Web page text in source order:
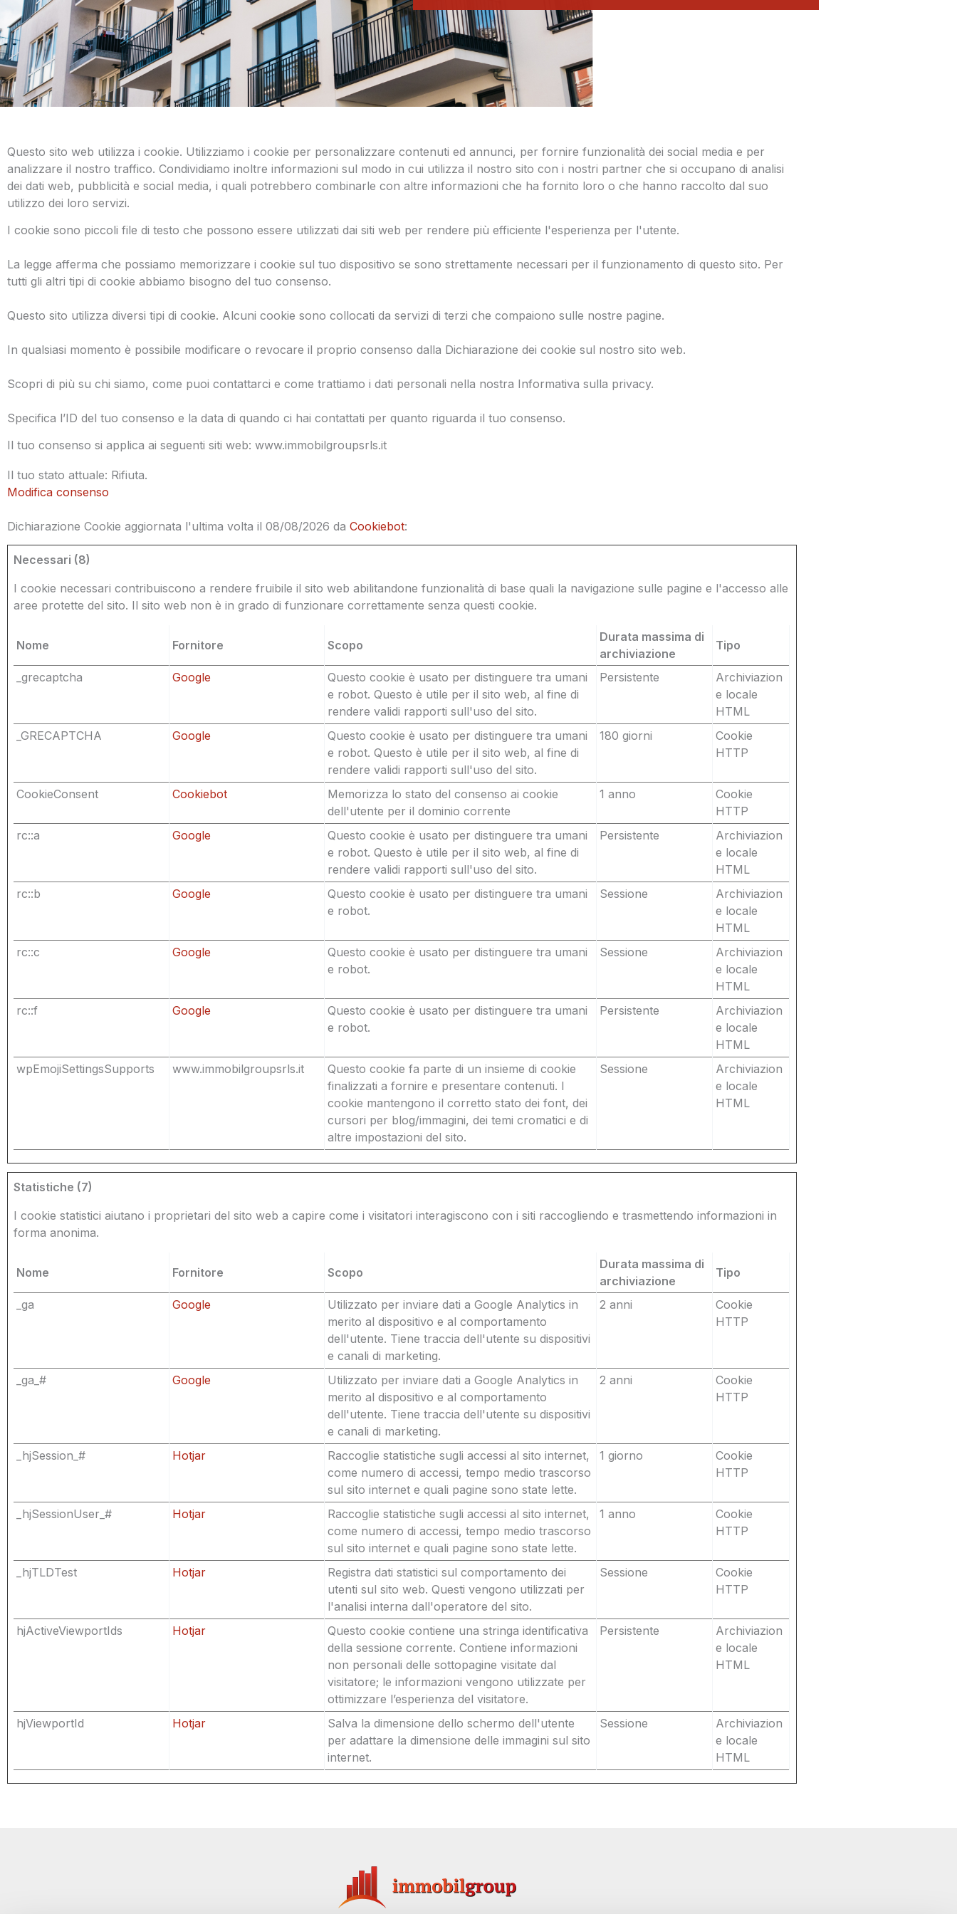
Questo sito web utilizza i cookie. Utilizziamo i cookie per personalizzare contenuti ed annunci, per fornire funzionalità dei social media e per
analizzare il nostro traffico. Condividiamo inoltre informazioni sul modo in cui utilizza il nostro sito con i nostri partner che si occupano di analisi
dei dati web, pubblicità e social media, i quali potrebbero combinarle con altre informazioni che ha fornito loro o che hanno raccolto dal suo
utilizzo dei loro servizi.
I cookie sono piccoli file di testo che possono essere utilizzati dai siti web per rendere più efficiente l'esperienza per l'utente.
La legge afferma che possiamo memorizzare i cookie sul tuo dispositivo se sono strettamente necessari per il funzionamento di questo sito. Per
tutti gli altri tipi di cookie abbiamo bisogno del tuo consenso.
Questo sito utilizza diversi tipi di cookie. Alcuni cookie sono collocati da servizi di terzi che compaiono sulle nostre pagine.
In qualsiasi momento è possibile modificare o revocare il proprio consenso dalla Dichiarazione dei cookie sul nostro sito web.
Scopri di più su chi siamo, come puoi contattarci e come trattiamo i dati personali nella nostra Informativa sulla privacy.
Specifica l’ID del tuo consenso e la data di quando ci hai contattati per quanto riguarda il tuo consenso.
Il tuo consenso si applica ai seguenti siti web: www.immobilgroupsrls.it
Il tuo stato attuale: Rifiuta.
Modifica consenso
Dichiarazione Cookie aggiornata l'ultima volta il 08/08/2026 da Cookiebot:
Necessari (8)
I cookie necessari contribuiscono a rendere fruibile il sito web abilitandone funzionalità di base quali la navigazione sulle pagine e l'accesso alle
aree protette del sito. Il sito web non è in grado di funzionare correttamente senza questi cookie.
Nome Fornitore Scopo
Durata massima di
archiviazione
Tipo
_grecaptcha Google
Questo cookie è usato per distinguere tra umani
e robot. Questo è utile per il sito web, al fine di
rendere validi rapporti sull'uso del sito.
Persistente
Archiviazion
e locale
HTML
_GRECAPTCHA
Google
Questo cookie è usato per distinguere tra umani
e robot. Questo è utile per il sito web, al fine di
rendere validi rapporti sull'uso del sito.
180 giorni
Cookie
HTTP
CookieConsent Cookiebot
Memorizza lo stato del consenso ai cookie
dell'utente per il dominio corrente
1 anno
Cookie
HTTP
rc::a
Google
Questo cookie è usato per distinguere tra umani
e robot. Questo è utile per il sito web, al fine di
rendere validi rapporti sull'uso del sito.
Persistente
Archiviazion
e locale
HTML
rc::b
Google
Questo cookie è usato per distinguere tra umani
e robot.
Sessione
Archiviazion
e locale
HTML
rc::c
Google
Questo cookie è usato per distinguere tra umani
e robot.
Sessione
Archiviazion
e locale
HTML
rc::f
Google
Questo cookie è usato per distinguere tra umani
e robot.
Persistente
Archiviazion
e locale
HTML
wpEmojiSettingsSupports
www.immobilgroupsrls.it
Questo cookie fa parte di un insieme di cookie
finalizzati a fornire e presentare contenuti. I
cookie mantengono il corretto stato dei font, dei
cursori per blog/immagini, dei temi cromatici e di
altre impostazioni del sito.
Sessione
Archiviazion
e locale
HTML
Statistiche (7)
I cookie statistici aiutano i proprietari del sito web a capire come i visitatori interagiscono con i siti raccogliendo e trasmettendo informazioni in
forma anonima.
Nome Fornitore Scopo
Durata massima di
archiviazione
Tipo
_ga Google
Utilizzato per inviare dati a Google Analytics in
merito al dispositivo e al comportamento
dell'utente. Tiene traccia dell'utente su dispositivi
e canali di marketing.
2 anni
Cookie
HTTP
_ga_# Google
Utilizzato per inviare dati a Google Analytics in
merito al dispositivo e al comportamento
dell'utente. Tiene traccia dell'utente su dispositivi
e canali di marketing.
2 anni
Cookie
HTTP
_hjSession_# Hotjar
Raccoglie statistiche sugli accessi al sito internet,
come numero di accessi, tempo medio trascorso
sul sito internet e quali pagine sono state lette.
1 giorno
Cookie
HTTP
_hjSessionUser_# Hotjar
Raccoglie statistiche sugli accessi al sito internet,
come numero di accessi, tempo medio trascorso
sul sito internet e quali pagine sono state lette.
1 anno
Cookie
HTTP
_hjTLDTest Hotjar
Registra dati statistici sul comportamento dei
utenti sul sito web. Questi vengono utilizzati per
l'analisi interna dall'operatore del sito.
Sessione
Cookie
HTTP
hjActiveViewportIds Hotjar
Questo cookie contiene una stringa identificativa
della sessione corrente. Contiene informazioni
non personali delle sottopagine visitate dal
visitatore; le informazioni vengono utilizzate per
ottimizzare l’esperienza del visitatore.
Persistente
Archiviazion
e locale
HTML
hjViewportId Hotjar
Salva la dimensione dello schermo dell'utente
per adattare la dimensione delle immagini sul sito
internet.
Sessione
Archiviazion
e locale
HTML